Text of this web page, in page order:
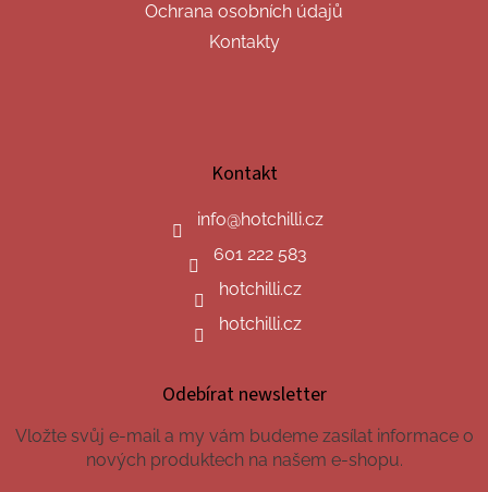
Ochrana osobních údajů
Kontakty
Kontakt
info@hotchilli.cz
601 222 583
hotchilli.cz
hotchilli.cz
Odebírat newsletter
Vložte svůj e-mail a my vám budeme zasílat informace o
nových produktech na našem e-shopu.